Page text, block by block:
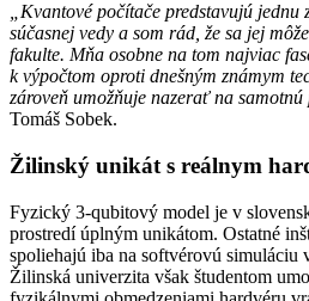
„Kvantové počítače predstavujú
súčasnej vedy a som rád, že sa jej
fakulte. Mňa osobne na tom najviac
k výpočtom oproti dnešným známym
zároveň umožňuje nazerať na
Tomáš Sobek.
Žilinský unikát s reálnym
Fyzický 3-qubitový model je v
prostredí úplným unikátom. Ostatné
spoliehajú iba na softvérovú simuláciu
Žilinská univerzita však študentom